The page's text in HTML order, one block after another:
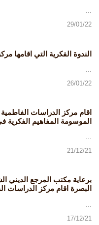
...
29/01/22
الندوة الفكرية التي اقامها
26/01/22
اقام مركز الدراسات
الموسومة المفاهيم الفكرية
...
21/12/21
برعاية مكتب المرجع الديني
البصرة اقام مركز الدراسات
17/12/21